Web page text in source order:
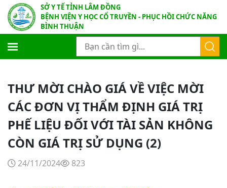
SỞ Y TẾ TỈNH LÂM ĐỒNG
BỆNH VIỆN Y HỌC CỔ TRUYỀN - PHỤC HỒI CHỨC NĂNG
BÌNH THUẬN
THƯ MỜI CHÀO GIÁ VỀ VIỆC MỜI
CÁC ĐƠN VỊ THẨM ĐỊNH GIÁ TRỊ
PHẾ LIỆU ĐỐI VỚI TÀI SẢN KHÔNG
CÒN GIÁ TRỊ SỬ DỤNG (2)
24/11/2024 823